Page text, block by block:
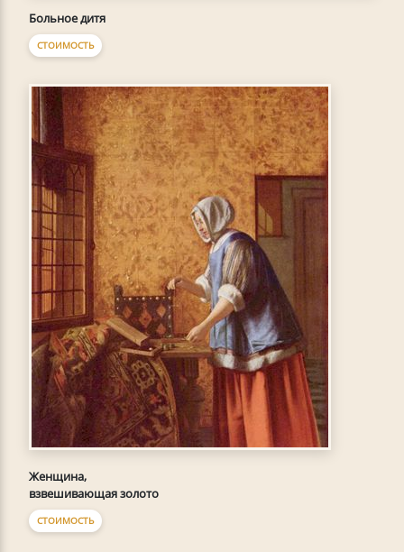
Больное дитя
СТОИМОСТЬ
Женщина,
взвешивающая золото
СТОИМОСТЬ